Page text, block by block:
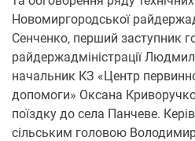
Новомиргородської
Сенченко, перший заступник
райдержадміністрації
начальник КЗ «Центр
допомоги» Оксана
поїздку до села Панчеве.
сільським головою